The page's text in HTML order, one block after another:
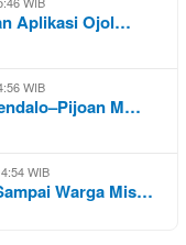
Aplikasi Ojol…
WIB
M…
WIB
Warga Mis…